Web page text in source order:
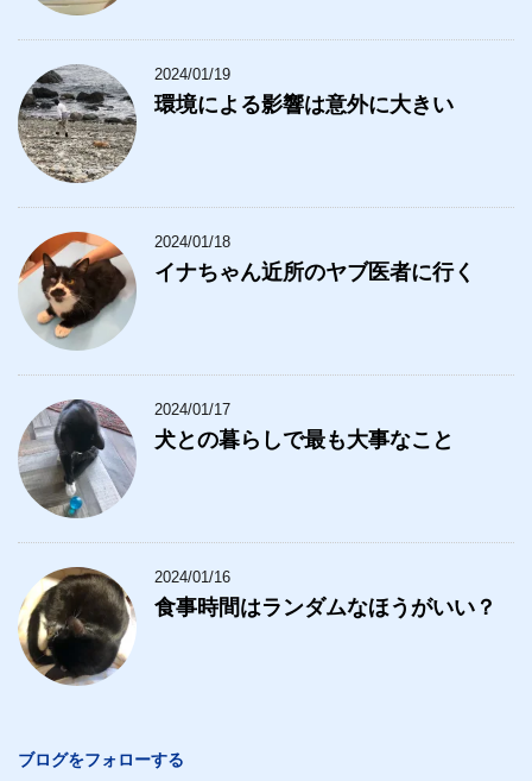
2024/01/19
環境による影響は意外に大きい
2024/01/18
イナちゃん近所のヤブ医者に行く
2024/01/17
犬との暮らしで最も大事なこと
2024/01/16
食事時間はランダムなほうがいい？
ブログをフォローする